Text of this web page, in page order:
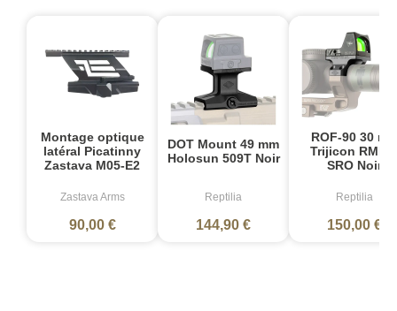
Montage optique
latéral Picatinny
Zastava M05-E2
Zastava Arms
90,00 €
DOT Mount 49 mm
Holosun 509T Noir
Reptilia
144,90 €
ROF-90 30
Trijicon RMR
SRO Noir
Reptilia
150,00 €